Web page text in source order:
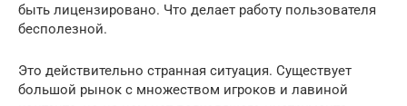
быть лицензировано. Что делает работу пользователя
бесполезной.
Это действительно странная ситуация. Существует
большой рынок с множеством игроков и лавиной